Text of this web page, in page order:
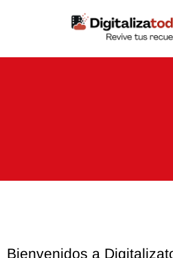
Bienvenidos a